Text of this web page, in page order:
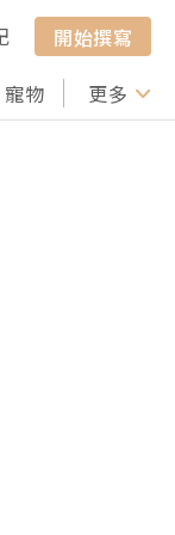
開始撰寫
寵物 行山 打卡
更多